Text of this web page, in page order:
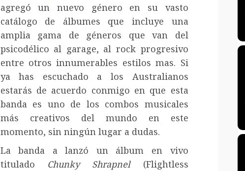
agregó un nuevo género en su vasto
catálogo de álbumes que incluye una
amplia gama de géneros que van del
psicodélico al garage, al rock progresivo
entre otros innumerables estilos mas. Si
ya has escuchado a los Australianos
estarás de acuerdo conmigo en que esta
banda es uno de los combos musicales
más creativos del mundo en este
momento, sin ningún lugar a dudas.
La banda a lanzó un álbum en vivo
titulado Chunky Shrapnel(Flightless